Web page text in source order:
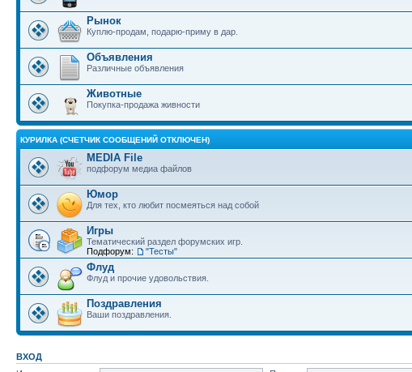
Рынок
Куплю-продам, подарю-приму в дар.
Объявления
Различные объявления
Животные
Покупка-продажа живности
КУРИЛКА (СЧЕТЧИК СООБЩЕНИЙ ОТКЛЮЧЕН)
MEDIA File
подфорум медиа файлов
Юмор
Для тех, кто любит посмеяться над собой
Игры
Тематический раздел форумских игр.
Подфорум:
"Тесты"
Флуд
Флуд и прочие удовольствия.
Поздравления
Ваши поздравления.
ВХОД